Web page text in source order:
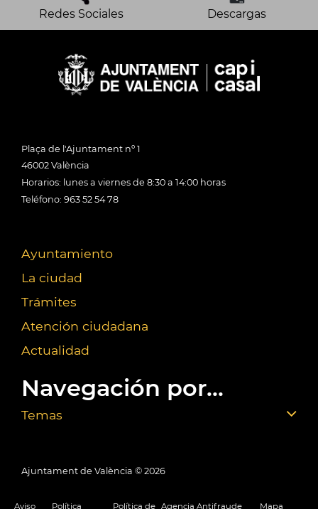
Redes Sociales Descargas
Plaça de l'Ajuntament nº 1
46002 València
Horarios: lunes a viernes de 8:30 a 14:00 horas
Teléfono: 963 52 54 78
Ayuntamiento
La ciudad
Trámites
Atención ciudadana
Actualidad
Navegación por...
Temas
Ajuntament de València © 2026
Aviso Política Política de Agencia Antifraude Mapa